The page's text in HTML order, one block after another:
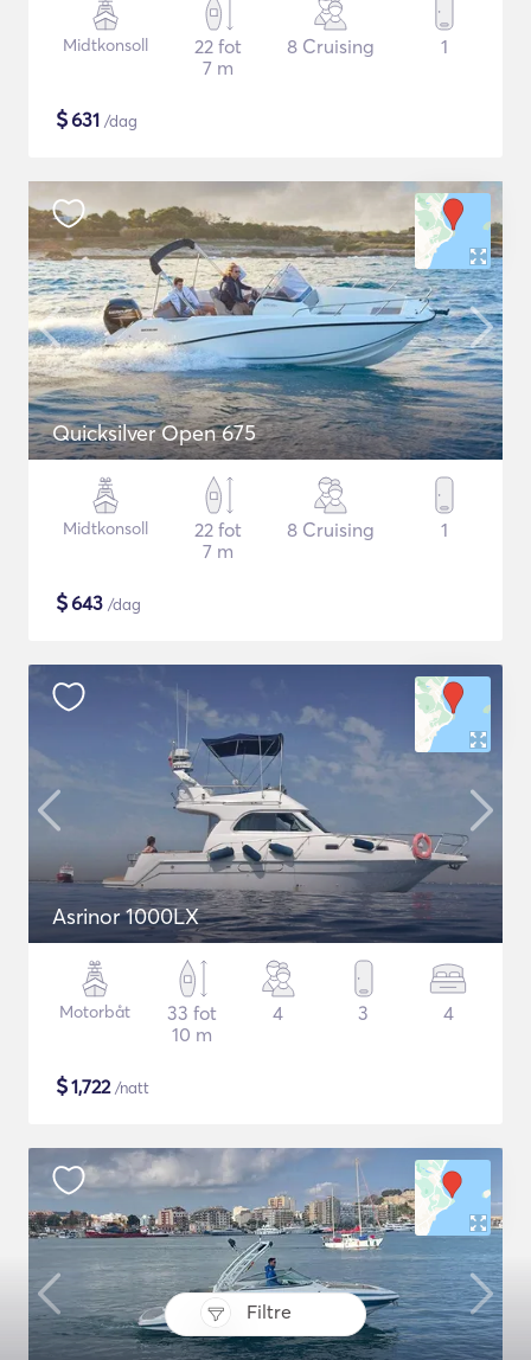
Filtre
Midtkonsoll
22 fot
7 m
8 Cruising 1
$631 /dag
Quicksilver Open 675
Midtkonsoll
22 fot
7 m
8 Cruising 1
$643 /dag
Asrinor 1000LX
Motorbåt
33 fot
10 m
4 3 4
$1,722/natt